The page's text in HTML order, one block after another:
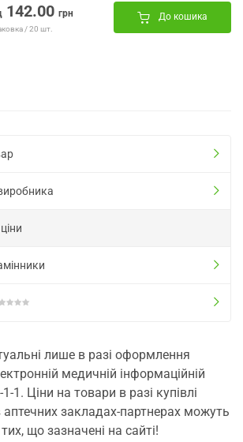
142.00 грн
/ 20 шт.
До кошика
лише в разі оформлення
медичній інформаційній
1. Ціни на товари в разі купівлі
закладах-партнерах можуть
що зазначені на сайті!